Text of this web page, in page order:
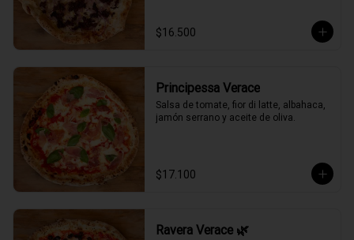
$16.500
Principessa Verace
Salsa de tomate, fior di latte, albahaca,
jamón serrano y aceite de oliva.
$17.100
Ravera Verace 🌿